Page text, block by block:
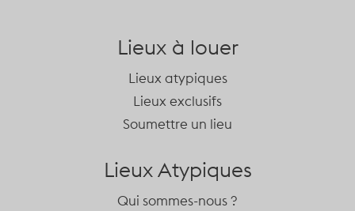
Lieux à louer
Lieux atypiques
Lieux exclusifs
Soumettre un lieu
Lieux Atypiques
Qui sommes-nous ?